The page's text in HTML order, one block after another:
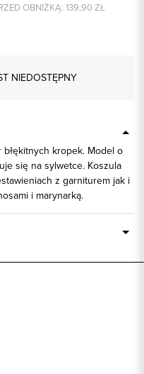
OBNIŻKĄ: 139,90 ZŁ
NIEDOSTĘPNY
błękitnych kropek. Model o
się na sylwetce. Koszula
z garniturem jak i
i marynarką.